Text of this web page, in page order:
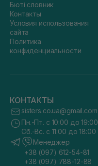
Бюті словник
Контакты
Условия использования
сайта
Политика
конфиденциальности
КОНТАКТЫ
sisters.co.ua@gmail.com
Пн.-Пт. с 10:00 до 19:00
Сб.-Вс. с 11:00 до 18:00
Менеджер
+38 (097) 612-54-81
+38 (097) 788-12-88